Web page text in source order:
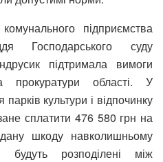
підприємства
Господарського суду
підтримала вимоги
прокуратури області. У
культури і відпочинку
сплатити 476 580 грн на
шкоду навколишньому
розподілені між